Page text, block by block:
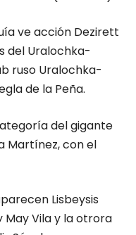
ve acción Dezirett
del Uralochka-
ruso Uralochka-
de la Peña.
del gigante
Martínez, con el
Lisbeysis
May Vila y la otrora